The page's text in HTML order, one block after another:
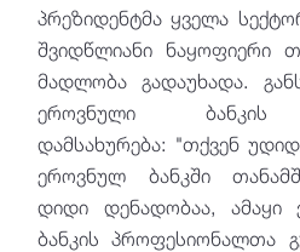
პრეზიდენტმა ყველა
შვიდწლიანი ნაყოფიერი
მადლობა გადაუხადა.
ეროვნული ბანკის
დამსახურება: "თქვენ
ეროვნულ ბანკში
დიდი დენადობაა,
ბანკის პროფესიონალთა